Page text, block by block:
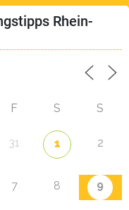
Rhein-
F S S
31 1 2
7 8 9